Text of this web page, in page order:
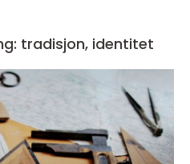
tradisjon, identitet